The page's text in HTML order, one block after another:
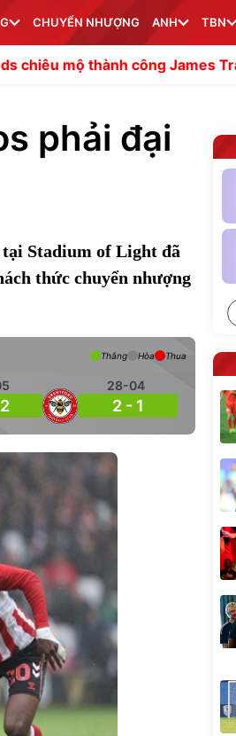
CHUYỂN NHƯỢNG ANH TBN
công James Trafford từ
phải đại
Stadium of Light đã
thức chuyển nhượng
28-04
2 - 1
Thắng Hòa Thua